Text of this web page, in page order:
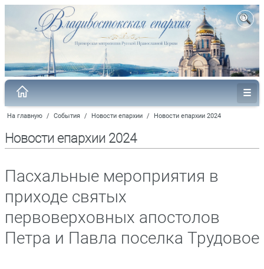
На главную / События / Новости епархии / Новости епархии 2024
Новости епархии 2024
Пасхальные мероприятия в
приходе святых
первоверховных апостолов
Петра и Павла поселка Трудовое